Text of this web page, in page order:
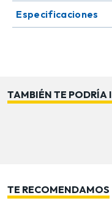
Especificaciones
TAMBIÉN TE PODRÍA
TE RECOMENDAMOS